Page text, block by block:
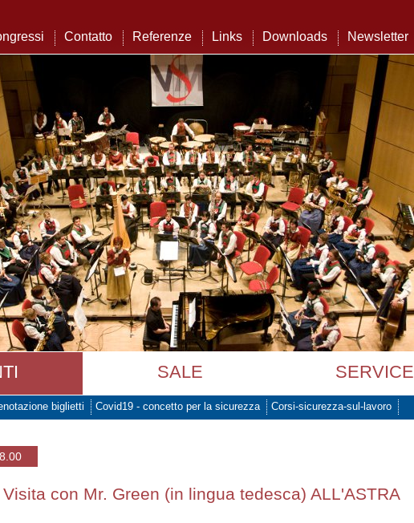
Contatto Referenze Links Downloads Newsletter
SALE SERVICE
biglietti Covid19 - concetto per la sicurezza Corsi-sicurezza-sul-lavoro
con Mr. Green (in lingua tedesca) ALL'ASTRA